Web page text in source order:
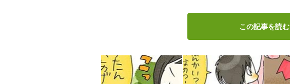
この記事を読む